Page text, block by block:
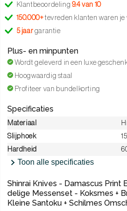
Klantbeoordeling 9.4 van 10
150.000+tevreden klanten waren je
5 jaar garantie
Plus- en minpunten
Wordt geleverd in een luxe
Hoogwaardig staal
Profiteer van bundelkorting
Specificaties
Materiaal
Slijphoek
Hardheid
Toon alle specificaties
Shinrai Knives - Damascus Print
delige Messenset - Koksmes +
Kleine Santoku + Schilmes